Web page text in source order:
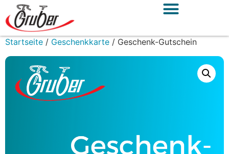
Startseite / Geschenkkarte / Geschenk-Gutschein